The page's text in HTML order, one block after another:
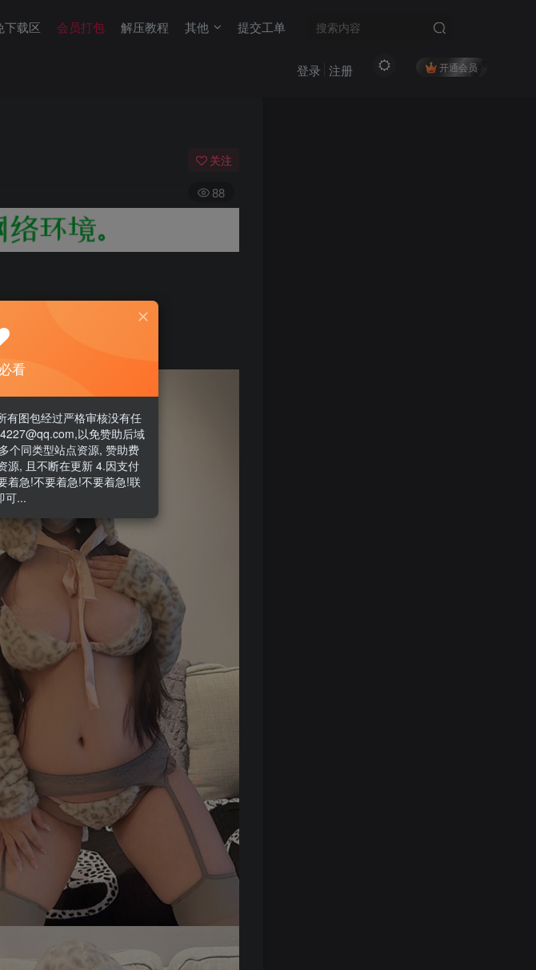
下载区 会员打包 解压教程 其他 提交工单
开通会员
登录 注册
关注
88
看
有图包经过严格审核没有任
以免赞助后域
个同类型站点资源, 赞助费
源, 且不断在更新 4.因支付
着急!不要着急!不要着急!联
可...